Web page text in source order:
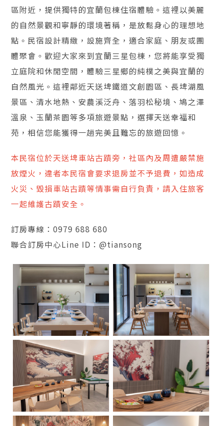
區附近，提供獨特的宜蘭包棟住宿體驗。這裡以美麗
的自然景觀和寧靜的環境著稱，是放鬆身心的理想地
點。民宿設計精緻，設施齊全，適合家庭、朋友或團
體聚會。歡迎大家來到宜蘭三星包棟，您將能享受獨
立庭院和休閒空間，體驗三星鄉的純樸之美與宜蘭的
自然風光。這裡鄰近天送埤鐵道文創園區、長埤湖風
景區、清水地熱、安農溪泛舟、落羽松秘境、鳩之澤
溫泉、玉蘭茶園等多項旅遊景點，選擇天送幸福和
苑，相信您能獲得一趟完美且難忘的旅遊回憶。
本民宿位於天送埤車站古蹟旁，社區內及周遭嚴禁施
放煙火，違者本民宿會要求退房並不予退費，如造成
火災、毀損車站古蹟等情事需自行負責，請入住旅客
一起維護古蹟安全。
訂房專線：0979 688 680
聯合訂房中心Line ID：@tiansong